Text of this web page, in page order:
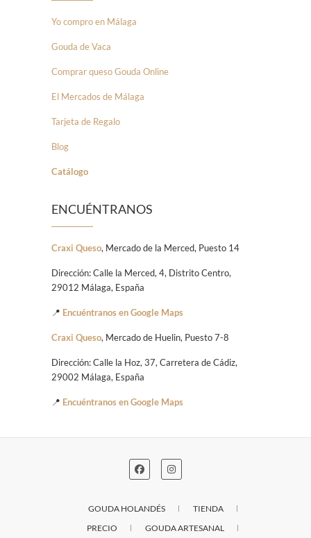
Yo compro en Málaga
Gouda de Vaca
Comprar queso Gouda Online
El Mercados de Málaga
Tarjeta de Regalo
Blog
Catálogo
ENCUÉNTRANOS
Craxi Queso, Mercado de la Merced, Puesto 14
Dirección: Calle la Merced, 4, Distrito Centro,
29012 Málaga, España
📍 Encuéntranos en Google Maps
Craxi Queso, Mercado de Huelin, Puesto 7-8
Dirección: Calle la Hoz, 37, Carretera de Cádiz,
29002 Málaga, España
📍 Encuéntranos en Google Maps
GOUDA HOLANDÉS
TIENDA
PRECIO
GOUDA ARTESANAL